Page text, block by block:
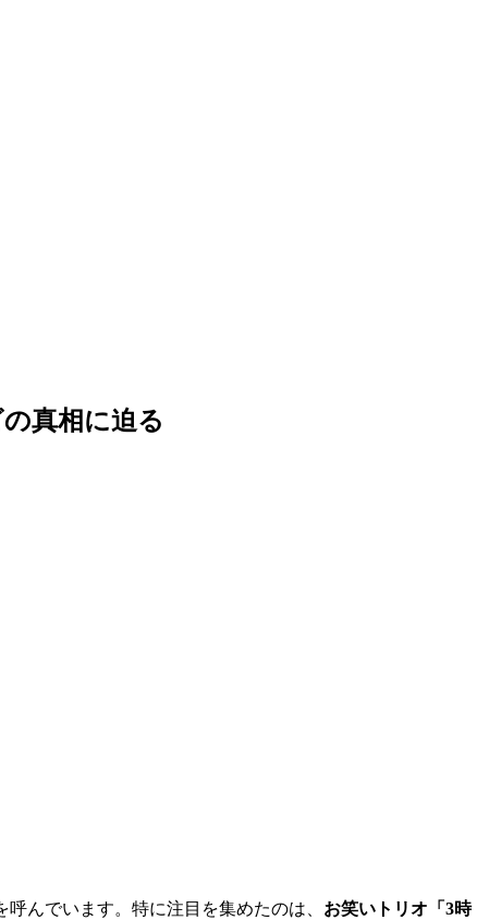
真相に迫る
呼んでいます。特に注目を集めたのは、 お笑いトリオ「3時